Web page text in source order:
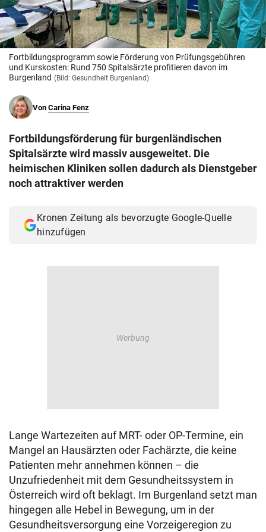
© Krone Multimedia GmbH & Co KG 2026
Muthgasse 2, 1190 Wien
Fortbildungsprogramm sowie Förderung von Prüfungsgebühren
und Kurskosten: Rund 750 Spitalsärzte profitieren davon im
Burgenland (Bild: Gesundheit Burgenland)
Von Carina Fenz
Fortbildungsförderung für burgenländischen
Spitalsärzte wird massiv ausgeweitet. Die
heimischen Kliniken sollen dadurch als Dienstgeber
noch attraktiver werden
Kronen Zeitung als bevorzugte Google-Quelle
hinzufügen
Lange Wartezeiten auf MRT- oder OP-Termine, ein
Mangel an Hausärzten oder Fachärzte, die keine
Patienten mehr annehmen können – die
Unzufriedenheit mit dem Gesundheitssystem in
Österreich wird oft beklagt. Im Burgenland setzt man
hingegen alle Hebel in Bewegung, um in der
Gesundheitsversorgung eine Vorzeigeregion zu